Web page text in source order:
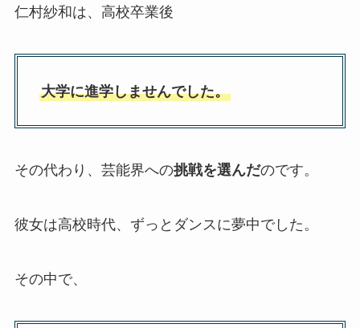
仁村紗和は、高校卒業後
大学に進学しませんでした。
その代わり、芸能界への挑戦を選んだのです。
彼女は高校時代、ずっとダンスに夢中でした。
その中で、